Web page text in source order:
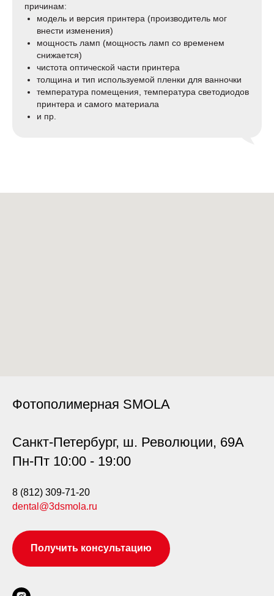
причинам:
модель и версия принтера (производитель мог
внести изменения)
мощность ламп (мощность ламп со временем
снижается)
чистота оптической части принтера
толщина и тип используемой пленки для ванночки
температура помещения, температура светодиодов
принтера и самого материала
и пр.
Фотополимерная SMOLA
Санкт-Петербург, ш. Революции, 69А
Пн-Пт 10:00 - 19:00
8 (812) 309-71-20
dental@3dsmola.ru
Получить консультацию